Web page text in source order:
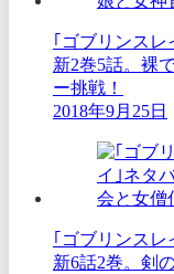
｢ゴブリンス
新2巻5話。裸
ー挑戦！
2018年9月25日
｢ゴブリンス
新6話2巻。剣